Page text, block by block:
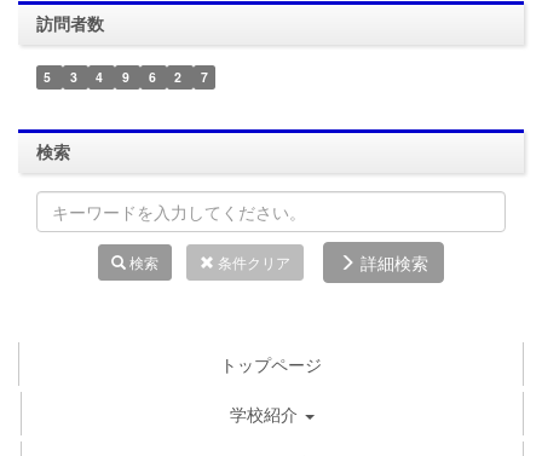
訪問者数
5 3 4 9 6 2 7
検索
検索 条件クリア 詳細検索
トップページ
学校紹介